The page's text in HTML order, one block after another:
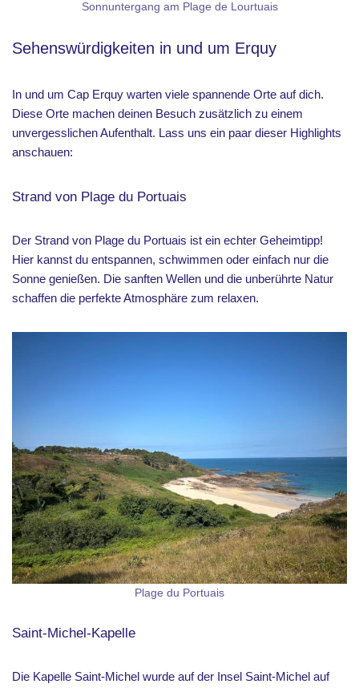
Sonnuntergang am Plage de Lourtuais
Sehenswürdigkeiten in und um Erquy
In und um Cap Erquy warten viele spannende Orte auf dich.
Diese Orte machen deinen Besuch zusätzlich zu einem
unvergesslichen Aufenthalt. Lass uns ein paar dieser Highlights
anschauen:
Strand von Plage du Portuais
Der Strand von Plage du Portuais ist ein echter Geheimtipp!
Hier kannst du entspannen, schwimmen oder einfach nur die
Sonne genießen. Die sanften Wellen und die unberührte Natur
schaffen die perfekte Atmosphäre zum relaxen.
Plage du Portuais
Saint-Michel-Kapelle
Die Kapelle Saint-Michel wurde auf der Insel Saint-Michel auf